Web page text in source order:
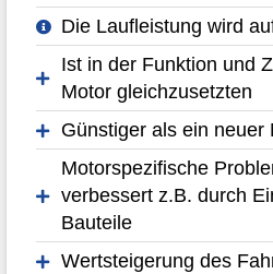
Die Laufleistung wird
Ist in der Funktion und
Motor gleichzusetzten
Günstiger als ein neuer
Motorspezifische
verbessert z.B. durch
Bauteile
Wertsteigerung des